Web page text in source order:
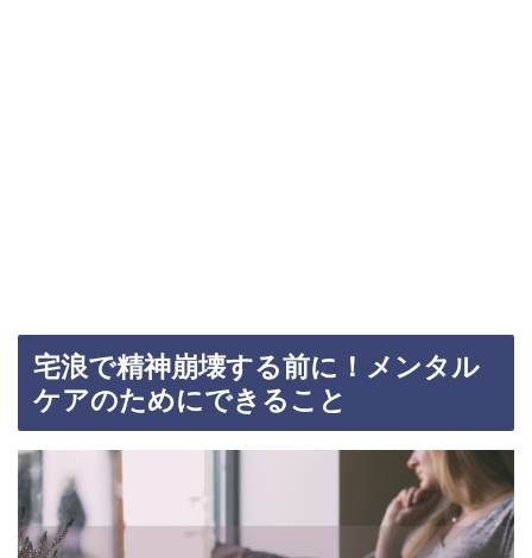
宅浪で精神崩壊する前に！メンタル
ケアのためにできること